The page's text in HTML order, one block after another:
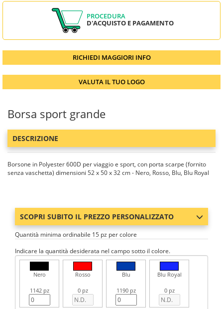
PROCEDURA
D'ACQUISTO E PAGAMENTO
RICHIEDI MAGGIORI INFO
VALUTA IL TUO LOGO
Borsa sport grande
DESCRIZIONE
Borsone in Polyester 600D per viaggio e sport, con porta scarpe (fornito
senza vaschetta) dimensioni 52 x 50 x 32 cm - Nero, Rosso, Blu, Blu Royal
SCOPRI SUBITO IL PREZZO PERSONALIZZATO
Quantità minima ordinabile 15 pz per colore
Indicare la quantità desiderata nel campo sotto il colore.
Nero
1142 pz
Rosso
0 pz
Blu
1190 pz
Blu Royal
0 pz